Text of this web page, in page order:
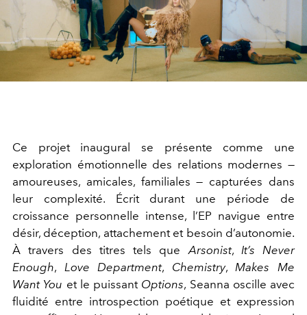
Play
Video
Ce projet inaugural se présente comme une
exploration émotionnelle des relations modernes —
amoureuses, amicales, familiales — capturées dans
leur complexité. Écrit durant une période de
croissance personnelle intense, l’EP navigue entre
désir, déception, attachement et besoin d’autonomie.
À travers des titres tels que Arsonist, It’s Never
Enough, Love Department, Chemistry, Makes Me
Want You et le puissant Options, Seanna oscille avec
fluidité entre introspection poétique et expression